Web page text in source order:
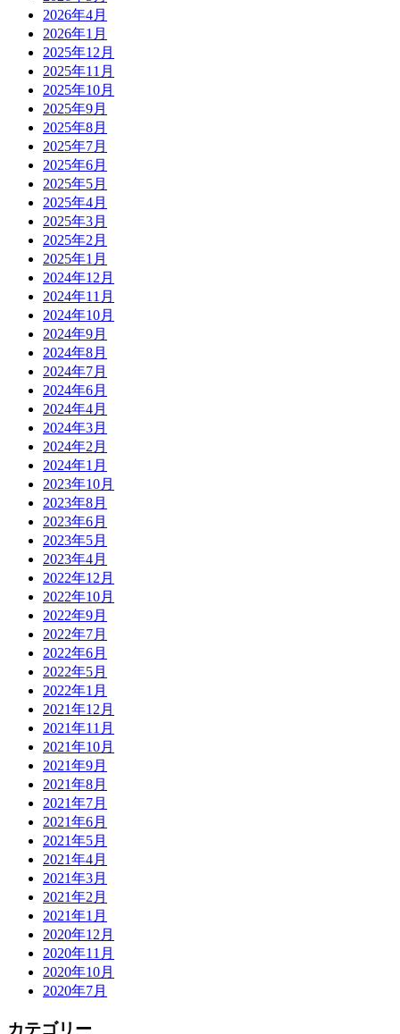
2026年4月
2026年1月
2025年12月
2025年11月
2025年10月
2025年9月
2025年8月
2025年7月
2025年6月
2025年5月
2025年4月
2025年3月
2025年2月
2025年1月
2024年12月
2024年11月
2024年10月
2024年9月
2024年8月
2024年7月
2024年6月
2024年4月
2024年3月
2024年2月
2024年1月
2023年10月
2023年8月
2023年6月
2023年5月
2023年4月
2022年12月
2022年10月
2022年9月
2022年7月
2022年6月
2022年5月
2022年1月
2021年12月
2021年11月
2021年10月
2021年9月
2021年8月
2021年7月
2021年6月
2021年5月
2021年4月
2021年3月
2021年2月
2021年1月
2020年12月
2020年11月
2020年10月
2020年7月
カテゴリー